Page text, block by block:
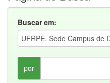
Buscar em:
por